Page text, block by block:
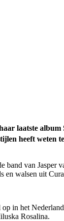
laatste
heeft weten
van Jasper
en walsen uit
in het
Rosalina.